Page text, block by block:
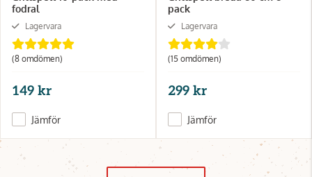
fodral
Lagervara
(8 omdömen)
149 kr
Jämför
pack
Lagervara
(15 omdömen)
299 kr
Jämför